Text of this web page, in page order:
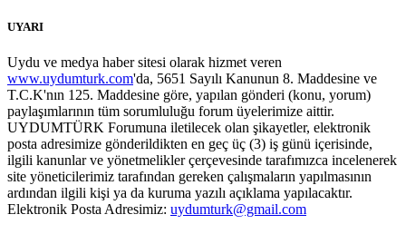
UYARI
Uydu ve medya haber sitesi olarak hizmet veren
www.uydumturk.com'da, 5651 Sayılı Kanunun 8. Maddesine ve
T.C.K'nın 125. Maddesine göre, yapılan gönderi (konu, yorum)
paylaşımlarının tüm sorumluluğu forum üyelerimize aittir.
UYDUMTÜRK Forumuna iletilecek olan şikayetler, elektronik
posta adresimize gönderildikten en geç üç (3) iş günü içerisinde,
ilgili kanunlar ve yönetmelikler çerçevesinde tarafımızca incelenerek
site yöneticilerimiz tarafından gereken çalışmaların yapılmasının
ardından ilgili kişi ya da kuruma yazılı açıklama yapılacaktır.
Elektronik Posta Adresimiz: uydumturk@gmail.com